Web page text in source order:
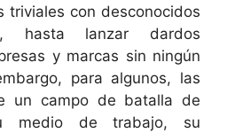
triviales con desconocidos
hasta lanzar dardos
y marcas sin ningún
para algunos, las
un campo de batalla de
medio de trabajo, su